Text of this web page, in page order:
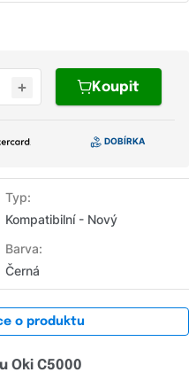
Typ:
Kompatibilní - Nový
Barva:
Černá
Koupit
o produktu
Oki C5000